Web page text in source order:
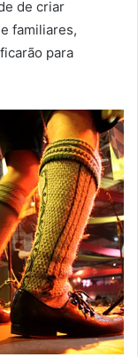
de criar
familiares,
para